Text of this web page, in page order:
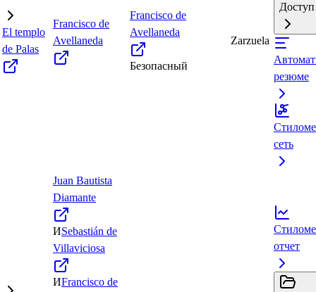
El templo
de Palas
Francisco de
Avellaneda
Francisco de
Avellaneda
Безопасный
Zarzuela
Доступ
резюме
сеть
Juan Bautista
Diamante
ИSebastián de
Villaviciosa
ИFrancisco de
отчет